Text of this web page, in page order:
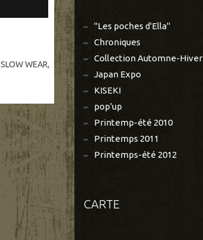
SLOW WEAR,
"Les poches d'Ella"
Chroniques
Collection Automne-Hiver
Japan Expo
KISEKI
pop'up
Printemp-été 2010
Printemps 2011
Printemps-été 2012
CARTE